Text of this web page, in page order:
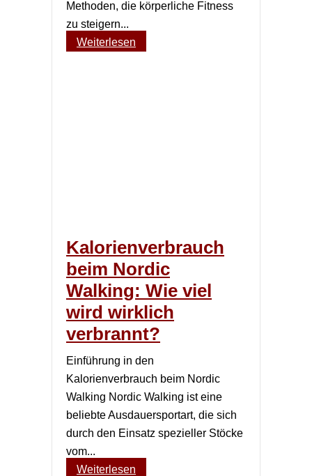
Methoden, die körperliche Fitness
zu steigern...
Weiterlesen
Kalorienverbrauch
beim Nordic
Walking: Wie viel
wird wirklich
verbrannt?
Einführung in den
Kalorienverbrauch beim Nordic
Walking Nordic Walking ist eine
beliebte Ausdauersportart, die sich
durch den Einsatz spezieller Stöcke
vom...
Weiterlesen